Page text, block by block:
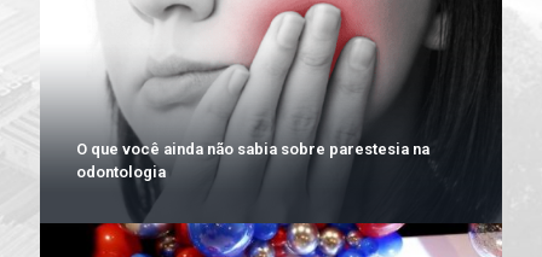
O que você ainda não sabia sobre parestesia na
odontologia